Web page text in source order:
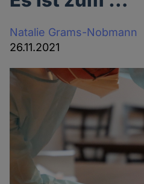
Natalie Grams-Nobmann
26.11.2021